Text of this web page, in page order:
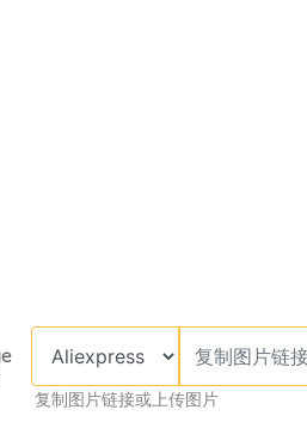
复制图片链接或上传图片